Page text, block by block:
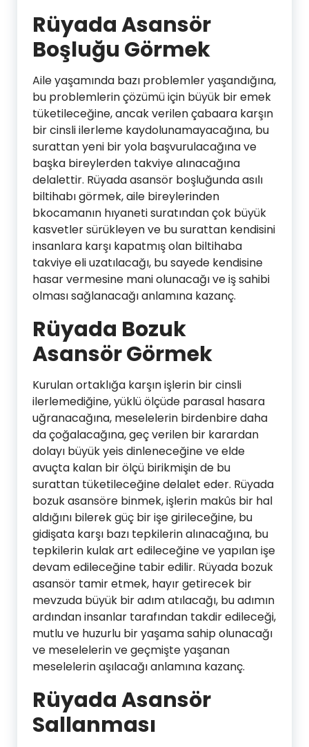
Rüyada Asansör
Boşluğu Görmek
Aile yaşamında bazı problemler yaşandığına,
bu problemlerin çözümü için büyük bir emek
tüketileceğine, ancak verilen çabaara karşın
bir cinsli ilerleme kaydolunamayacağına, bu
surattan yeni bir yola başvurulacağına ve
başka bireylerden takviye alınacağına
delalettir. Rüyada asansör boşluğunda asılı
biltihabı görmek, aile bireylerinden
bkocamanın hıyaneti suratından çok büyük
kasvetler sürükleyen ve bu surattan kendisini
insanlara karşı kapatmış olan biltihaba
takviye eli uzatılacağı, bu sayede kendisine
hasar vermesine mani olunacağı ve iş sahibi
olması sağlanacağı anlamına kazanç.
Rüyada Bozuk
Asansör Görmek
Kurulan ortaklığa karşın işlerin bir cinsli
ilerlemediğine, yüklü ölçüde parasal hasara
uğranacağına, meselelerin birdenbire daha
da çoğalacağına, geç verilen bir karardan
dolayı büyük yeis dinleneceğine ve elde
avuçta kalan bir ölçü birikmişin de bu
surattan tüketileceğine delalet eder. Rüyada
bozuk asansöre binmek, işlerin makûs bir hal
aldığını bilerek güç bir işe girileceğine, bu
gidişata karşı bazı tepkilerin alınacağına, bu
tepkilerin kulak art edileceğine ve yapılan işe
devam edileceğine tabir edilir. Rüyada bozuk
asansör tamir etmek, hayır getirecek bir
mevzuda büyük bir adım atılacağı, bu adımın
ardından insanlar tarafından takdir edileceği,
mutlu ve huzurlu bir yaşama sahip olunacağı
ve meselelerin ve geçmişte yaşanan
meselelerin aşılacağı anlamına kazanç.
Rüyada Asansör
Sallanması